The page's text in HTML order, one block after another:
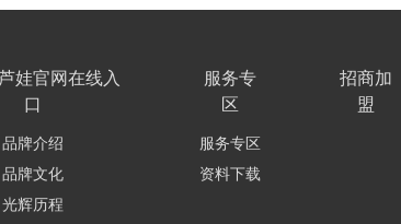
娃官网在线入
口
品牌介绍
品牌文化
光辉历程
服务专
区
服务专区
资料下载
招商加
盟